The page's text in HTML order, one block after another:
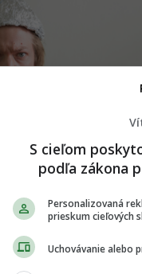
S cieľom
podľa zákona
Personalizovaná
prieskum cieľových
Uchovávanie alebo